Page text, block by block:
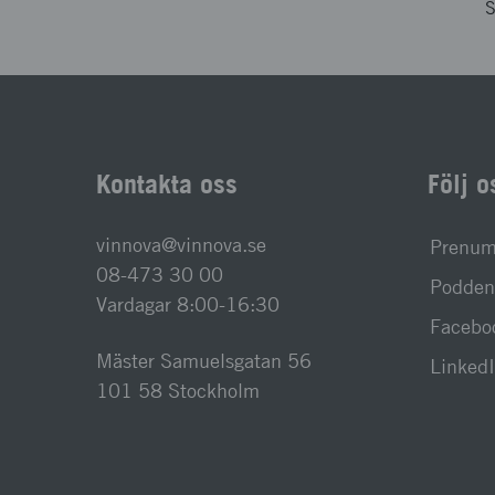
Kontakta oss
vinnova@vinnova.se
08-473 30 00
Vardagar 8:00-16:30
Mäster Samuelsgatan 56
101 58 Stockholm
Följ